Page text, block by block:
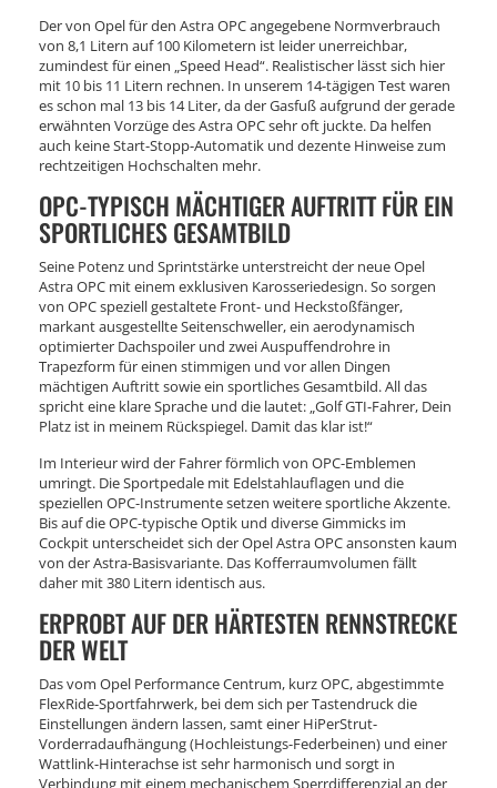
Der von Opel für den Astra OPC angegebene Normverbrauch
von 8,1 Litern auf 100 Kilometern ist leider unerreichbar,
zumindest für einen „Speed Head“. Realistischer lässt sich hier
mit 10 bis 11 Litern rechnen. In unserem 14-tägigen Test waren
es schon mal 13 bis 14 Liter, da der Gasfuß aufgrund der gerade
erwähnten Vorzüge des Astra OPC sehr oft juckte. Da helfen
auch keine Start-Stopp-Automatik und dezente Hinweise zum
rechtzeitigen Hochschalten mehr.
OPC-TYPISCH MÄCHTIGER AUFTRITT FÜR EIN
SPORTLICHES GESAMTBILD
Seine Potenz und Sprintstärke unterstreicht der neue Opel
Astra OPC mit einem exklusiven Karosseriedesign. So sorgen
von OPC speziell gestaltete Front- und Heckstoßfänger,
markant ausgestellte Seitenschweller, ein aerodynamisch
optimierter Dachspoiler und zwei Auspuffendrohre in
Trapezform für einen stimmigen und vor allen Dingen
mächtigen Auftritt sowie ein sportliches Gesamtbild. All das
spricht eine klare Sprache und die lautet: „Golf GTI-Fahrer, Dein
Platz ist in meinem Rückspiegel. Damit das klar ist!“
Im Interieur wird der Fahrer förmlich von OPC-Emblemen
umringt. Die Sportpedale mit Edelstahlauflagen und die
speziellen OPC-Instrumente setzen weitere sportliche Akzente.
Bis auf die OPC-typische Optik und diverse Gimmicks im
Cockpit unterscheidet sich der Opel Astra OPC ansonsten kaum
von der Astra-Basisvariante. Das Kofferraumvolumen fällt
daher mit 380 Litern identisch aus.
ERPROBT AUF DER HÄRTESTEN RENNSTRECKE
DER WELT
Das vom Opel Performance Centrum, kurz OPC, abgestimmte
FlexRide-Sportfahrwerk, bei dem sich per Tastendruck die
Einstellungen ändern lassen, samt einer HiPerStrut-
Vorderradaufhängung (Hochleistungs-Federbeinen) und einer
Wattlink-Hinterachse ist sehr harmonisch und sorgt in
Verbindung mit einem mechanischem Sperrdifferenzial an der